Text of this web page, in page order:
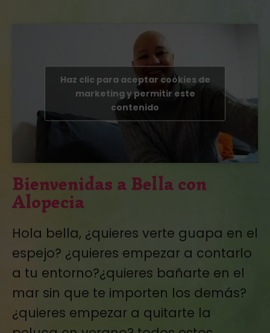
Haz clic para aceptar cookies de
marketing y permitir este
contenido
Bienvenidas a Bella con
Alopecia
Hola bella, ¿quieres verte guapa en el
espejo? ¿quieres empezar a contarlo
a tu entorno?¿quieres bañarte en el
mar sin que te importen los demás?
¿quieres empezar a quitarte la